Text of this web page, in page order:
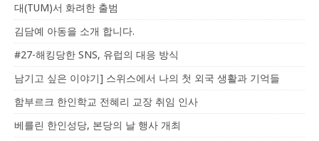
대(TUM)서 화려한 출범
김담예 아동을 소개 합니다.
#27-해킹당한 SNS, 유럽의 대응 방식
남기고 싶은 이야기] 스위스에서 나의 첫 외국 생활과 기억들
함부르크 한인학교 전혜리 교장 취임 인사
베를린 한인성당, 본당의 날 행사 개최